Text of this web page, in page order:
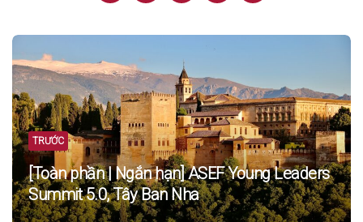
Post
navigation
TRƯỚC
[Toàn phần | Ngắn hạn] ASEF Young Leaders
Summit 5.0, Tây Ban Nha